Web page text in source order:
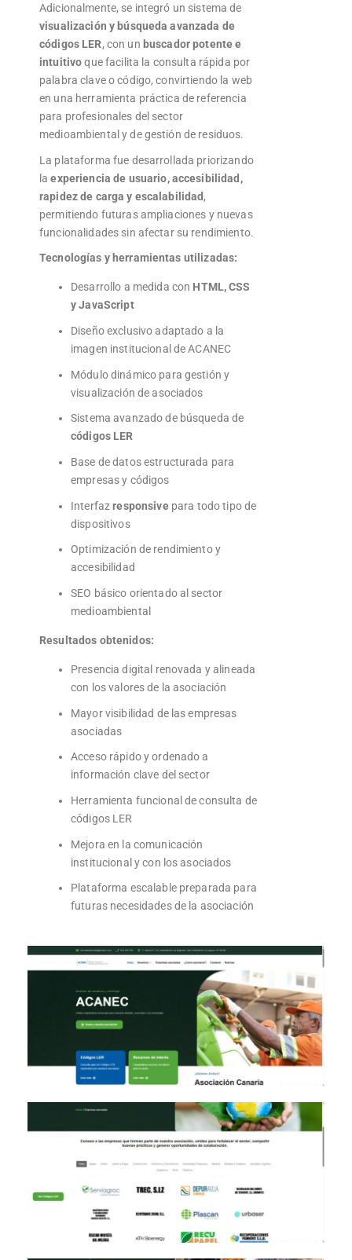
Adicionalmente, se integró un sistema de
visualización y búsqueda avanzada de
códigos LER, con un buscador potente e
intuitivoque facilita la consulta rápida por
palabra clave o código, convirtiendo la web
en una herramienta práctica de referencia
para profesionales del sector
medioambiental y de gestión de residuos.
La plataforma fue desarrollada priorizando
laexperiencia de usuario, accesibilidad,
rapidez de carga y escalabilidad,
permitiendo futuras ampliaciones y nuevas
funcionalidades sin afectar su rendimiento.
Tecnologías y herramientas utilizadas:
Desarrollo a medida con HTML, CSS
y JavaScript
Diseño exclusivo adaptado a la
imagen institucional de ACANEC
Módulo dinámico para gestión y
visualización de asociados
Sistema avanzado de búsqueda de
códigos LER
Base de datos estructurada para
empresas y códigos
Interfazresponsivepara todo tipo de
dispositivos
Optimización de rendimiento y
accesibilidad
SEO básico orientado al sector
medioambiental
Resultados obtenidos:
Presencia digital renovada y alineada
con los valores de la asociación
Mayor visibilidad de las empresas
asociadas
Acceso rápido y ordenado a
información clave del sector
Herramienta funcional de consulta de
códigos LER
Mejora en la comunicación
institucional y con los asociados
Plataforma escalable preparada para
futuras necesidades de la asociación